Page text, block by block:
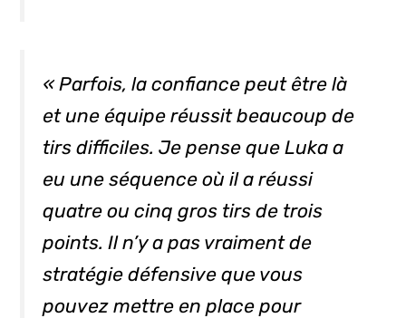
« Parfois, la confiance peut être là
et une équipe réussit beaucoup de
tirs difficiles. Je pense que Luka a
eu une séquence où il a réussi
quatre ou cinq gros tirs de trois
points. Il n’y a pas vraiment de
stratégie défensive que vous
pouvez mettre en place pour